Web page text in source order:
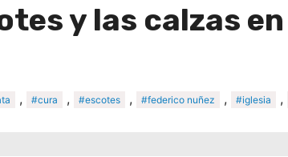
y las calzas
, #cura , #escotes , #federico nuñez , #iglesia ,